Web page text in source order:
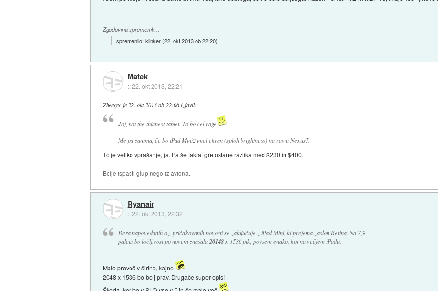
Zgodovina sprememb…
spremenilo:klinker(22. okt 2013 ob 22:20)
Matek
::22. okt 2013, 22:21
Zheegec je 22. okt 2013 ob 22:06 izjavil:
Joj, not the thinnest tablet. To bo cel rage
Me pa zanima, če bo iPad Mini2 imel ekran (sploh brightness) na ravni Nexus7.
To je veliko vprašanje, ja. Pa še takrat gre ostane razlika med $230 in $400.
Bolje ispasti glup nego iz aviona.
Ryanair
::22. okt 2013, 22:32
Bera napovedanih oz. pričakovanih novosti se zaključuje z iPad Mini, ki prejema zaslon Retina. Na 7,9
palcih bo ločljivost po novem znašala20148x 1536 pik, povsem enako, kot na večjem iPadu.
Malo preveč v širino, kajne
2048 x 1536 bo bolj prav. Drugače super opis!